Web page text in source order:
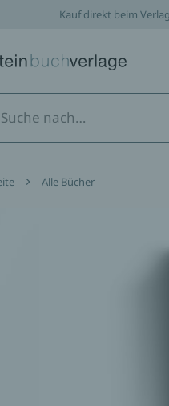
Kauf direkt beim
Alle Bücher